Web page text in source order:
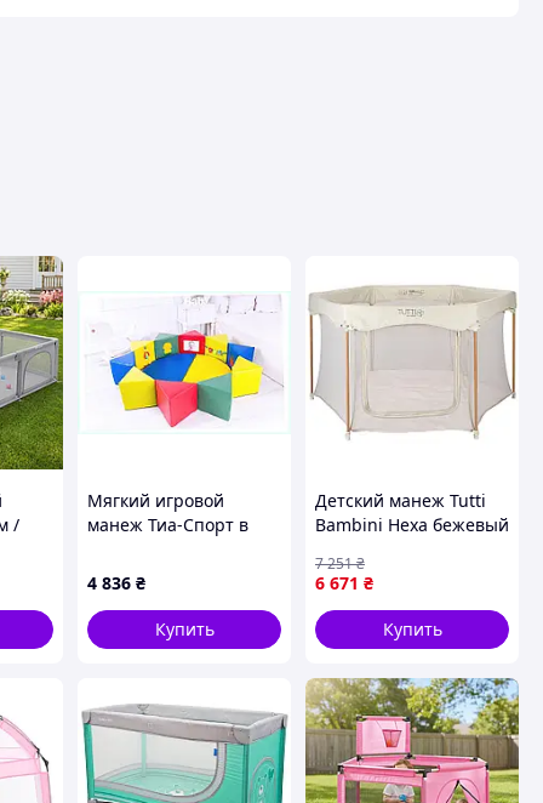
/
Мягкий игровой
манеж Тиа-Спорт в
65T3B8589
4 836 ₴
Купить
Детский манеж Tutti
Bambini Hexa бежевый
Доступный
6 671 ₴
7 251₴
Купить